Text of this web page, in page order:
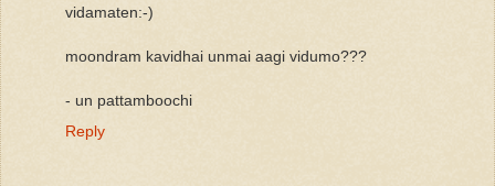
vidamaten:-)
moondram kavidhai unmai aagi vidumo???
- un pattamboochi
Reply